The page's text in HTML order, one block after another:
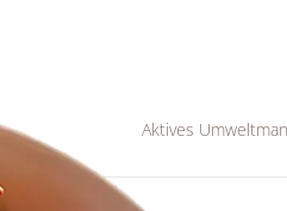
Aktives